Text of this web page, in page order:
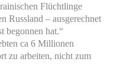
Flüchtlinge
Russland – ausgerechnet
begonnen hat.“
ca 6 Millionen
zu arbeiten, nicht zum